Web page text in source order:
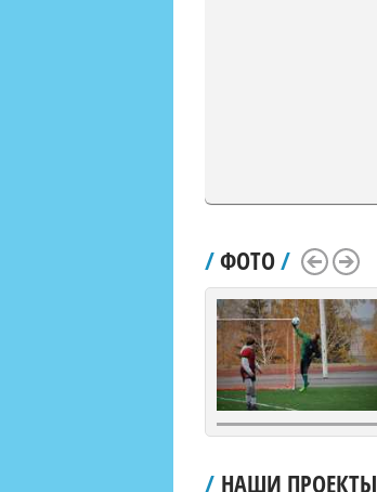
/ФОТО/
Scroll LeftScroll Right
/ НАШИ ПРОЕКТЫ